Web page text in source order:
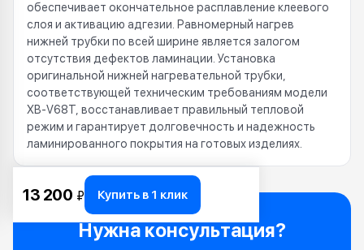
обеспечивает окончательное расплавление клеевого
слоя и активацию адгезии. Равномерный нагрев
нижней трубки по всей ширине является залогом
отсутствия дефектов ламинации. Установка
оригинальной нижней нагревательной трубки,
соответствующей техническим требованиям модели
XB-V68T, восстанавливает правильный тепловой
режим и гарантирует долговечность и надежность
ламинированного покрытия на готовых изделиях.
13 200 ₽ Купить в 1 клик
Нужна консультация?